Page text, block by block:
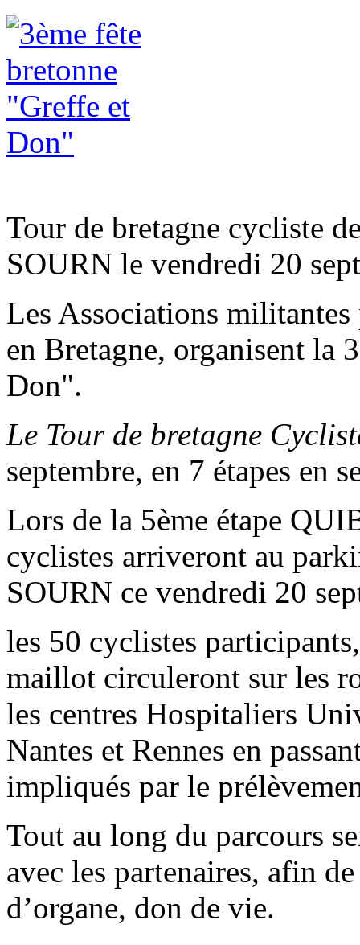
Tour de bretagne cycliste
SOURN le vendredi 20
Les Associations
en Bretagne, organisent la
Don".
Le Tour de bretagne
septembre, en 7 étapes en
Lors de la 5ème étape
cyclistes arriveront au
SOURN ce vendredi 20
les 50 cyclistes
maillot circuleront sur les
les centres Hospitaliers
Nantes et Rennes en
impliqués par le
Tout au long du parcours
avec les partenaires, afin
d’organe, don de vie.